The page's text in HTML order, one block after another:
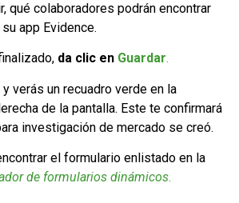
qué colaboradores podrán encontrar
app Evidence.
da clic en Guardar.
verás un recuadro verde en la
de la pantalla. Este te confirmará
investigación de mercado se creó.
el formulario enlistado en la
de formularios dinámicos.